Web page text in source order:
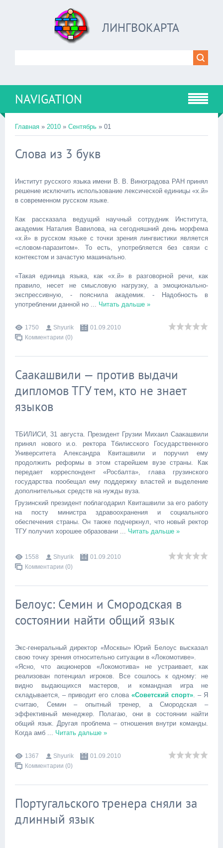
ЛИНГВОКАРТА
NAVIGATION
Главная » 2010 » Сентябрь » 01
Слова из 3 букв
Институт русского языка имени В. В. Виноградова РАН принял
решение исключить использование лексической единицы «х.й»
в современном русском языке.
Как рассказала ведущий научный сотрудник Института,
академик Наталия Вавилова, на сегодняшний день морфема
«х.й» в русском языке с точки зрения лингвистики является
«словом-паразитом». То есть, употребляется без связи с
контекстом и зачастую машинально.
«Такая единица языка, как «х.й» в разговорной речи, как
правило, несет не смысловую нагрузку, а эмоционально-
экспрессивную, - пояснила академик. - Надобность в
употреблении данной но ... Читать дальше »
1750 Shyurik
01.09.2010
Комментарии (0)
Саакашвили — против выдачи
дипломов ТГУ тем, кто не знает
языков
ТБИЛИСИ, 31 августа. Президент Грузии Михаил Саакашвили
принял нового и.о. ректора Тбилисского Государственного
Университета Александра Квиташвили и поручил ему
продолжить реформы в этом старейшем вузе страны. Как
передает корреспондент «Росбалта», глава грузинского
государства пообещал ему поддержку властей и выделение
дополнительных средств на нужды вуза.
Грузинский президент поблагодарил Квиташвили за его работу
на посту министра здравоохранения и социального
обеспечения страны. Он также подчеркнул, что новый ректор
ТГУ получил хорошее образовани ... Читать дальше »
1558 Shyurik
01.09.2010
Комментарии (0)
Белоус: Семин и Смородская в
состоянии найти общий язык
Экс-генеральный директор «Москвы» Юрий Белоус высказал
свою точку зрения относительно ситуации в «Локомотиве».
«Ясно, что акционеров «Локомотива» не устраивает, как
реализован потенциал игроков. Все сошлось к одному: не
видно выдающихся мастеров, и командная игра не
складывается, – приводит его слова «Советский спорт». – Я
считаю, Семин – опытный тренер, а Смородская –
эффективный менеджер. Полагаю, они в состоянии найти
общий язык. Другая проблема – отношения внутри команды.
Когда амб ... Читать дальше »
1367 Shyurik
01.09.2010
Комментарии (0)
Португальского тренера сняли за
длинный язык